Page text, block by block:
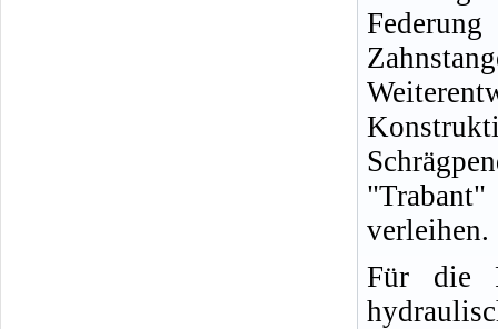
verleihen.
Für die